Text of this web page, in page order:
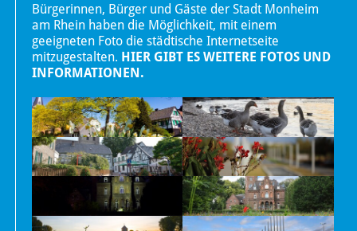
Bürgerinnen, Bürger und Gäste der Stadt Monheim
am Rhein haben die Möglichkeit, mit einem
geeigneten Foto die städtische Internetseite
mitzugestalten. HIER GIBT ES WEITERE FOTOS UND
INFORMATIONEN.